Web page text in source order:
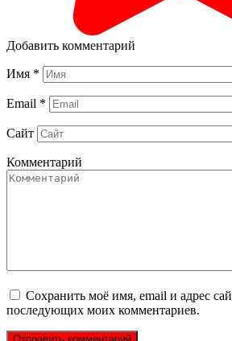
Добавить комментарий
Имя *
Email *
Сайт
Комментарий
Сохранить моё имя, email и адрес
последующих моих комментариев.